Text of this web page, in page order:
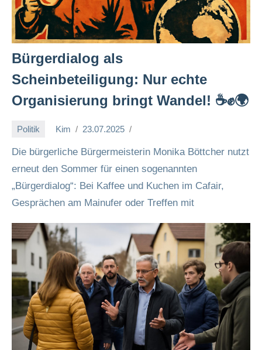
Bürgerdialog als
Scheinbeteiligung: Nur echte
Organisierung bringt Wandel! ☕✊🌍
Politik Kim 23.07.2025
Die bürgerliche Bürgermeisterin Monika Böttcher nutzt
erneut den Sommer für einen sogenannten
„Bürgerdialog“: Bei Kaffee und Kuchen im Cafair,
Gesprächen am Mainufer oder Treffen mit